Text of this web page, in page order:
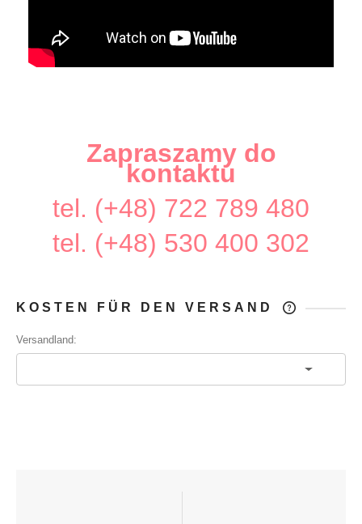
Zapraszamy do
kontaktu
tel. (+48) 722 789 480
tel. (+48) 530 400 302
KOSTEN FÜR DEN VERSAND
EVENTUELLEN ZAHLUNGSKOSTEN
Versandland: